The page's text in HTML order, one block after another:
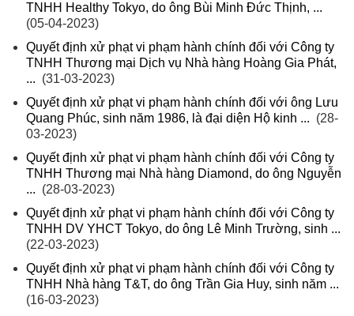
TNHH Healthy Tokyo, do ông Bùi Minh Đức Thịnh, ...
(05-04-2023)
Quyết định xử phạt vi phạm hành chính đối với Công ty
TNHH Thương mại Dịch vụ Nhà hàng Hoàng Gia Phát,
... (31-03-2023)
Quyết định xử phạt vi phạm hành chính đối với ông Lưu
Quang Phúc, sinh năm 1986, là đại diện Hộ kinh ... (28-
03-2023)
Quyết định xử phạt vi phạm hành chính đối với Công ty
TNHH Thương mại Nhà hàng Diamond, do ông Nguyễn
... (28-03-2023)
Quyết định xử phạt vi phạm hành chính đối với Công ty
TNHH DV YHCT Tokyo, do ông Lê Minh Trường, sinh ...
(22-03-2023)
Quyết định xử phạt vi phạm hành chính đối với Công ty
TNHH Nhà hàng T&T, do ông Trần Gia Huy, sinh năm ...
(16-03-2023)